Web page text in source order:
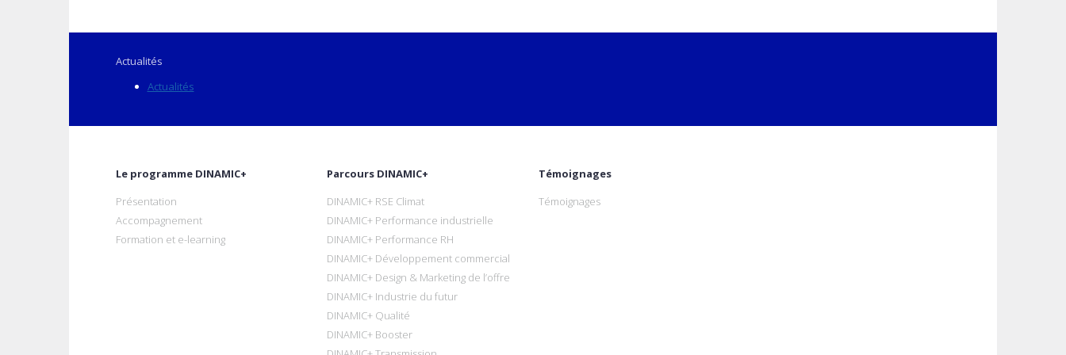
Actualités
Actualités
Le programme DINAMIC+
Présentation
Accompagnement
Formation et e-learning
Parcours DINAMIC+
DINAMIC+ RSE Climat
DINAMIC+ Performance industrielle
DINAMIC+ Performance RH
DINAMIC+ Développement commercial
DINAMIC+ Design & Marketing de l’offre
DINAMIC+ Industrie du futur
DINAMIC+ Qualité
DINAMIC+ Booster
Témoignages
Témoignages